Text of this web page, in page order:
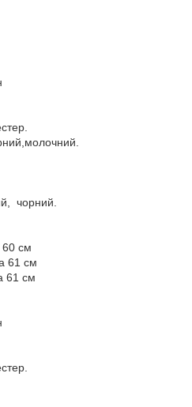
чорний.
60 см
61 см
61 см